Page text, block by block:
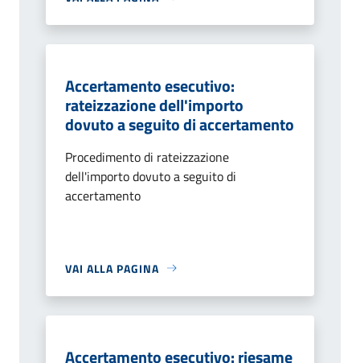
Accertamento esecutivo:
rateizzazione dell'importo
dovuto a seguito di accertamento
Procedimento di rateizzazione
dell'importo dovuto a seguito di
accertamento
VAI ALLA PAGINA
Accertamento esecutivo: riesame